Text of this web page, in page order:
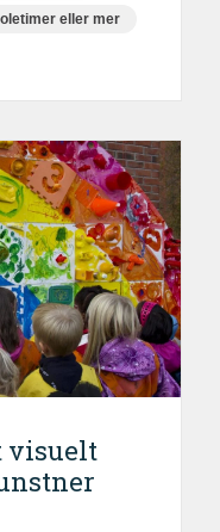
eller mer
visuelt